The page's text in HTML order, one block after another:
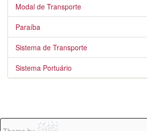
Modal de Transporte
Paraíba
Sistema de Transporte
Sistema Portuário